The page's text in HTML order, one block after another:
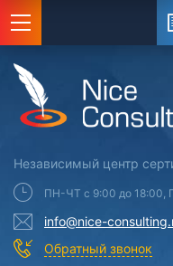
Независимый центр
ПН-ЧТ с 9:00 до 18:00,
info@nice-
Обратный звонок